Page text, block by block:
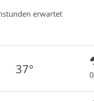
erwartet
37°